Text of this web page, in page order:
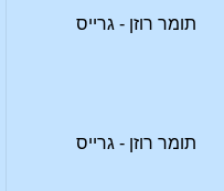
תומר רוזן - גרייס
תומר רוזן - גרייס